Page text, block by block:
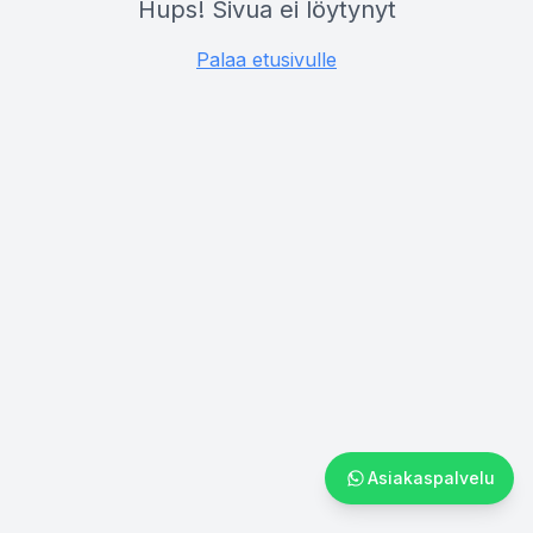
Hups! Sivua ei löytynyt
Palaa etusivulle
Asiakaspalvelu